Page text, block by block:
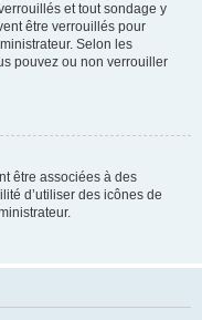
et tout sondage y
être verrouillés pour
Selon les
pouvez ou non verrouiller
être associées à des
d’utiliser des icônes de